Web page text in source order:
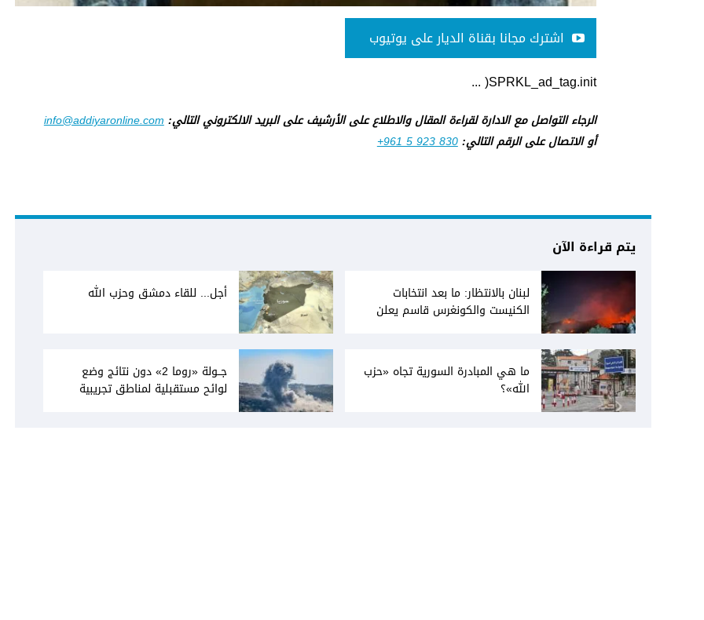
اشترك مجانا بقناة الديار على يوتيوب
SPRKL_ad_tag.init( ...
الرجاء التواصل مع الادارة لقراءة المقال والاطلاع على الأرشيف على البريد الالكتروني التالي:info@addiyaronline.com
أو الاتصال على الرقم التالي:+961 5 923 830
يتم قراءة الآن
لبنان بالانتظار: ما بعد انتخابات
الكنيست والكونغرس قاسم يعلن
أجل... للقاء دمشق وحزب الله
ما هي المبادرة السورية تجاه «حزب
الله»؟
جــولة «روما 2» دون نتائج وضع
لوائح مستقبلية لمناطق تجريبية